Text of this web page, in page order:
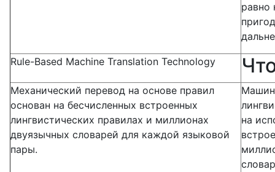
равно
Rule-Based Machine Translation Technology
Механический перевод на основе правил
основан на бесчисленных встроенных
лингвистических правилах и миллионах
двуязычных словарей для каждой языковой
пары.
на